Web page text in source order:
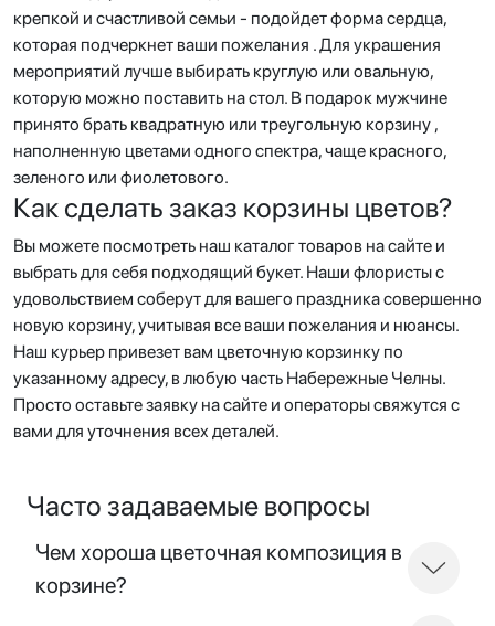
крепкой и счастливой семьи - подойдет форма сердца,
которая подчеркнет ваши пожелания . Для украшения
мероприятий лучше выбирать круглую или овальную,
которую можно поставить на стол. В подарок мужчине
принято брать квадратную или треугольную корзину ,
наполненную цветами одного спектра, чаще красного,
зеленого или фиолетового.
Как сделать заказ корзины цветов?
Вы можете посмотреть наш каталог товаров на сайте и
выбрать для себя подходящий букет. Наши флористы с
удовольствием соберут для вашего праздника совершенно
новую корзину, учитывая все ваши пожелания и нюансы.
Наш курьер привезет вам цветочную корзинку по
указанному адресу, в любую часть Набережные Челны.
Просто оставьте заявку на сайте и операторы свяжутся с
вами для уточнения всех деталей.
Часто задаваемые вопросы
Чем хороша цветочная композиция в
корзине?